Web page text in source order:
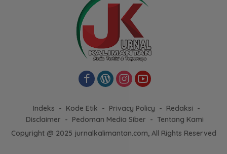
Indeks Kode Etik Privacy Policy
Redaksi
Disclaimer
Pedoman Media Siber
Tentang Kami
Copyright @ 2025 jurnalkalimantan.com, All Rights Reserved